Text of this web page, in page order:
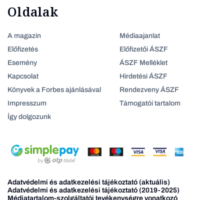
Oldalak
A magazin
Előfizetés
Esemény
Kapcsolat
Könyvek a Forbes ajánlásával
Impresszum
Így dolgozunk
Médiaajanlat
Előfizetői ÁSZF
ÁSZF Melléklet
Hirdetési ÁSZF
Rendezveny ÁSZF
Támogatói tartalom
Adatvédelmi és adatkezelési tájékoztató (aktuális)
Adatvédelmi és adatkezelési tájékoztató (2019-2025)
Médiatartalom-szolgáltatói tevékenységre vonatkozó